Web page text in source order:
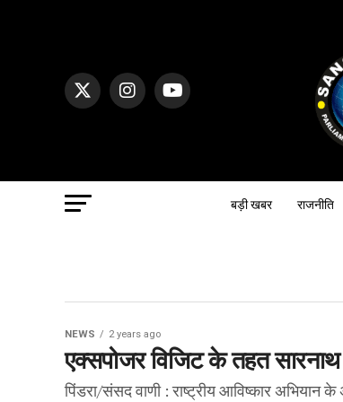
बड़ी खबर राजनीति
NEWS 2 years ago
एक्सपोजर विजिट के तहत
पिंडरा/संसद वाणी : राष्ट्रीय आविष्कार अभियान